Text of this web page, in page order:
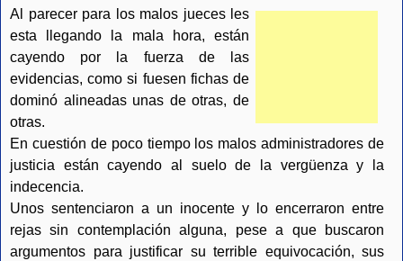
Al parecer para los malos jueces les
esta llegando la mala hora, están
cayendo por la fuerza de las
evidencias, como si fuesen fichas de
dominó alineadas unas de otras, de
otras.
En cuestión de poco tiempo los malos administradores de
justicia están cayendo al suelo de la vergüenza y la
indecencia.
Unos sentenciaron a un inocente y lo encerraron entre
rejas sin contemplación alguna, pese a que buscaron
argumentos para justificar su terrible equivocación, sus